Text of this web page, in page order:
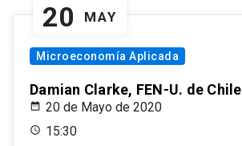
20 MAY
Microeconomía Aplicada
Damian Clarke, FEN-U. de Chile
20 de Mayo de 2020
15:30